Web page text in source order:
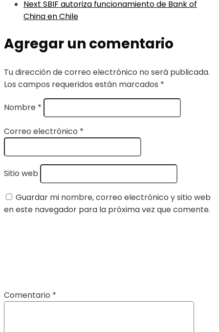
Next SBIF autoriza funcionamiento de Bank of
China en Chile
Agregar un comentario
Tu dirección de correo electrónico no será publicada.
Los campos requeridos están marcados *
Nombre *
Correo electrónico *
Sitio web
Guardar mi nombre, correo electrónico y sitio web
en este navegador para la próxima vez que comente.
Comentario *